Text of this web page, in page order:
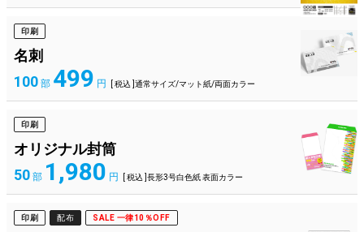
印刷
名刺
100 部 499 円 [ 税込 ]通常サイズ/マット紙/両面カラー
印刷
オリジナル封筒
50 部 1,980 円 [ 税込 ]長形3号白色紙 表面カラー
印刷 配布 SALE 一律10％OFF